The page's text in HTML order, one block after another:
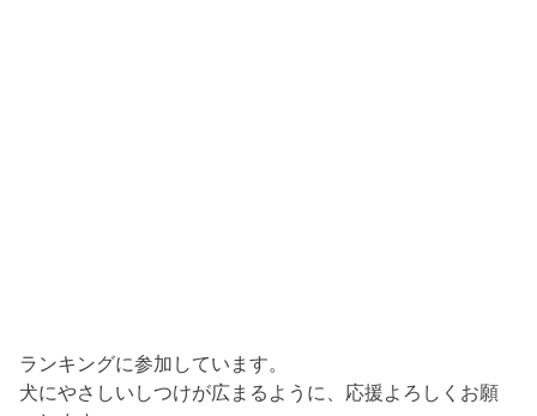
ランキングに参加しています。
犬にやさしいしつけが広まるように、応援よろしくお願